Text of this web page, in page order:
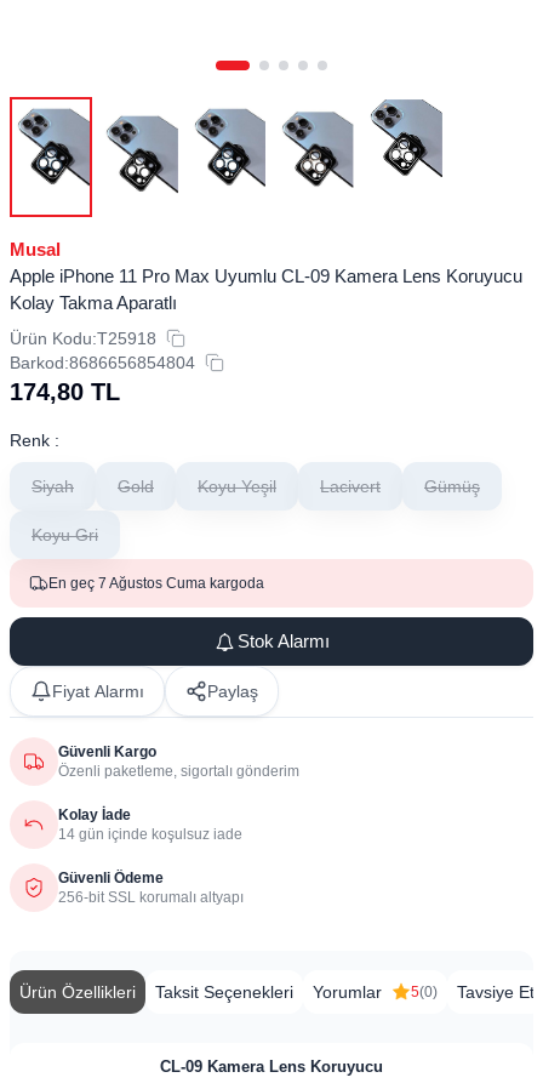
Musal
Apple iPhone 11 Pro Max Uyumlu CL-09 ​​​​Kamera Lens Koruyucu
Kolay Takma Aparatlı
Ürün Kodu:T25918
Barkod:8686656854804
174,80 TL
Renk :
Siyah Gold Koyu Yeşil Lacivert Gümüş
Koyu Gri
En geç 7 Ağustos Cuma kargoda
Stok Alarmı
Fiyat Alarmı Paylaş
Güvenli Kargo
Özenli paketleme, sigortalı gönderim
Kolay İade
14 gün içinde koşulsuz iade
Güvenli Ödeme
256-bit SSL korumalı altyapı
Ürün Özellikleri Taksit Seçenekleri Yorumlar 5(0) Tavsiye Et
CL-09 Kamera Lens Koruyucu